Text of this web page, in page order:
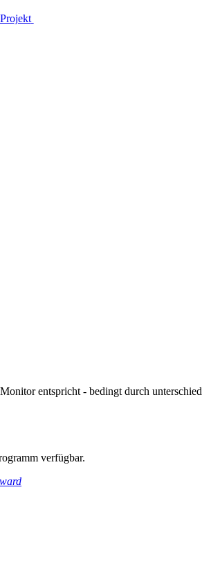
entspricht - bedingt durch
verfügbar.